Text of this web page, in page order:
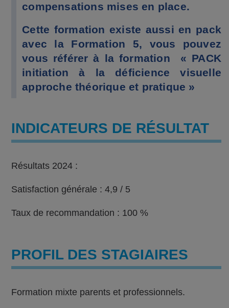
compensations mises en place.
Cette formation existe aussi en pack
avec la Formation 5, vous pouvez
vous référer à la formation « PACK
initiation à la déficience visuelle
approche théorique et pratique »
INDICATEURS DE RÉSULTAT
Résultats 2024 :
Satisfaction générale : 4,9 / 5
Taux de recommandation : 100 %
PROFIL DES STAGIAIRES
Formation mixte parents et professionnels.